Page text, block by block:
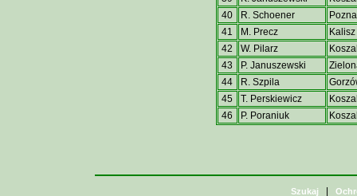
40
R. Schoener
41
M. Precz
Kalisz
42
W. Pilarz
43
P. Januszewski
44
R. Szpila
45
T. Perskiewicz
46
P. Poraniuk
Szukaj